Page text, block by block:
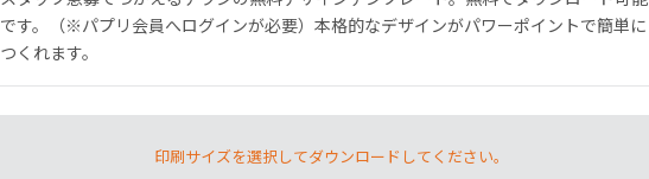
です。（※パプリ会員へログインが必要）本格的なデザインがパワーポイントで簡単に
つくれます。
印刷サイズを選択してダウンロードしてください。